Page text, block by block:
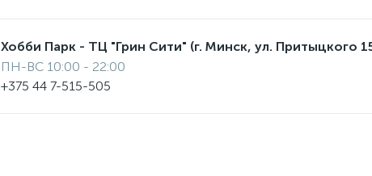
Хобби Парк - ТЦ "Грин Сити" (г. Минск, ул. Притыцкого
ПН-ВС 10:00 - 22:00
+375 44 7-515-505